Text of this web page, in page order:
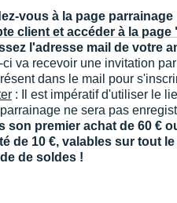
vous à la page parrainage
client et accéder à la page
l'adresse mail de votre
va recevoir une invitation
dans le mail pour
: Il est impératif d'utiliser le
ne sera pas
son premier achat de 60 €
de 10 €, valables sur tout
de soldes !